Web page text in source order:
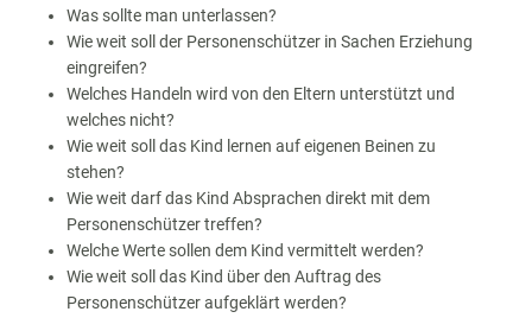
Was sollte man unterlassen?
Wie weit soll der Personenschützer in Sachen Erziehung
eingreifen?
Welches Handeln wird von den Eltern unterstützt und
welches nicht?
Wie weit soll das Kind lernen auf eigenen Beinen zu
stehen?
Wie weit darf das Kind Absprachen direkt mit dem
Personenschützer treffen?
Welche Werte sollen dem Kind vermittelt werden?
Wie weit soll das Kind über den Auftrag des
Personenschützer aufgeklärt werden?